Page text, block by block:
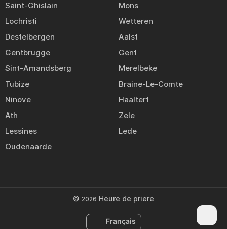
Saint-Ghislain
Mons
Lochristi
Wetteren
Destelbergen
Aalst
Gentbrugge
Gent
Sint-Amandsberg
Merelbeke
Tubize
Braine-Le-Comte
Ninove
Haaltert
Ath
Zele
Lessines
Lede
Oudenaarde
© 2026 Heure de priere
Français